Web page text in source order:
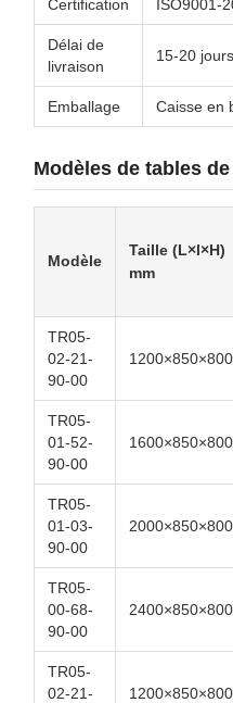
Certification ISO9001-
Délai de
livraison
15-20
Emballage Caisse en
Modèles de tables
Modèle
Taille (L×l×H)
mm
TR05-
02-21-
90-00
1200×850×800
TR05-
01-52-
90-00
1600×850×800
TR05-
01-03-
90-00
2000×850×800
TR05-
00-68-
90-00
2400×850×800
TR05-
02-21-
1200×850×800